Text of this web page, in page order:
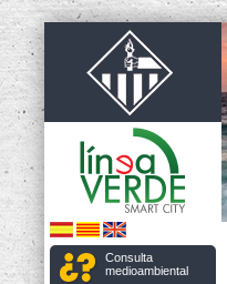
Consulta
medioambiental